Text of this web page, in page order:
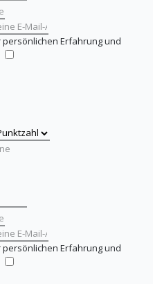
Erfahrung und
Erfahrung und